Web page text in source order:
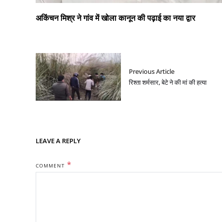
अकिंचन मिश्र ने गांव में खोला कानून की पढ़ाई का नया द्वार
Previous Article
रिश्ता शर्मसार, बेटे ने की मां की हत्या
LEAVE A REPLY
COMMENT *